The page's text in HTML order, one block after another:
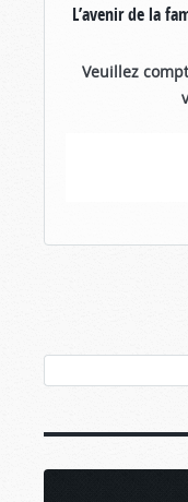
L’avenir de la
Veuillez